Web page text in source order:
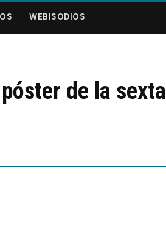
WEBISODIOS
de la sexta